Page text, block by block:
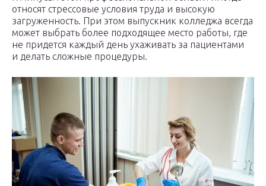
относят стрессовые условия труда и высокую
загруженность. При этом выпускник колледжа всегда
может выбрать более подходящее место работы, где
не придется каждый день ухаживать за пациентами
и делать сложные процедуры.